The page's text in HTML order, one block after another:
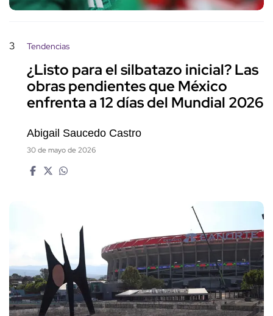
3 Tendencias
¿Listo para el silbatazo inicial? Las
obras pendientes que México
enfrenta a 12 días del Mundial 2026
Abigail Saucedo Castro
30 de mayo de 2026